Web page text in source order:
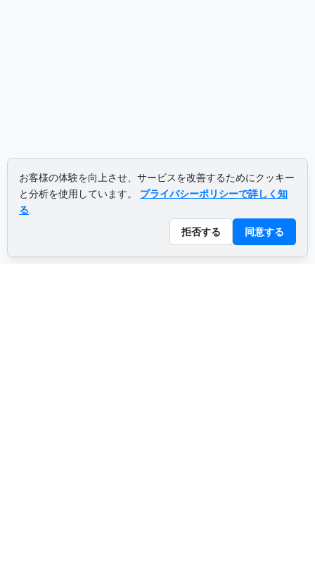
お客様の体験を向上させ、サービスを改善するためにクッキー
と分析を使用しています。
プライバシーポリシーで詳しく知
る.
拒否する
同意する